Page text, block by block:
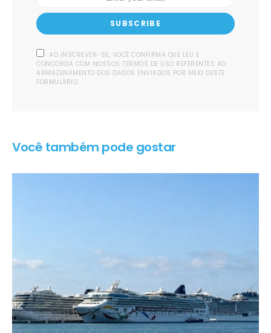
SUBSCRIBE
AO INSCREVER-SE, VOCÊ CONFIRMA QUE LEU E
CONCORDA COM NOSSOS TERMOS DE USO REFERENTES AO
ARMAZENAMENTO DOS DADOS ENVIADOS POR MEIO DESTE
FORMULÁRIO.
Você também pode gostar